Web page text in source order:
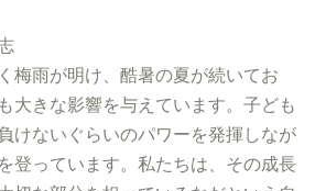
梅雨が明け、酷暑の夏が続いてお
大きな影響を与えています。子ども
けないぐらいのパワーを発揮しなが
登っています。私たちは、その成長